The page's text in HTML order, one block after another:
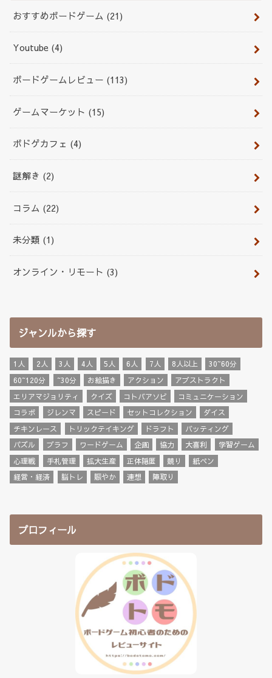
おすすめボードゲーム (21)
Youtube (4)
ボードゲームレビュー (113)
ゲームマーケット (15)
ボドゲカフェ (4)
謎解き (2)
コラム (22)
未分類 (1)
オンライン・リモート (3)
ジャンルから探す
1人 2人 3人 4人 5人 6人 7人 8人以上
30~60分
60~120分
~30分 お絵描き アクション
アブストラクト
エリアマジョリティ
クイズ コトバアソビ
コミュニケーション
コラボ
ジレンマ スピード セットコレクション
ダイス
チキンレース
トリックテイキング ドラフト
バッティング
パズル
ブラフ ワードゲーム 企画 協力 大喜利
学習ゲーム
心理戦
手札管理 拡大生産 正体隠匿 競り
紙ペン
経営・経済
脳トレ 賑やか 連想 陣取り
プロフィール